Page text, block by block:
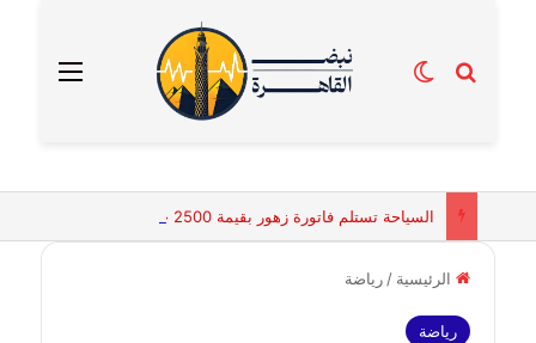
القائمة بحث عنالوضع المظلم
الرئيسية / رياضة
رياضة